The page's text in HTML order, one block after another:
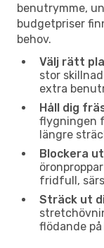
benutrymme,
budgetpriser
behov.
Välj rätt
stor
extra
Håll dig
flygningen
längre
Blockera
fridfull,
Sträck ut
flödande